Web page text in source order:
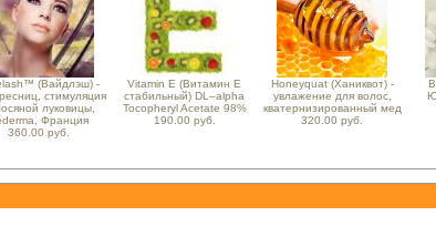
(Вайдлэш) -
стимуляция
луковицы,
Франция
360.00 руб.
Vitamin E (Витамин E
стабильный) DL–alpha
Tocopheryl Acetate 98%
190.00 руб.
Honeyquat (Ханиквот) -
увлажение для волос,
кватернизированный мед
320.00 руб.